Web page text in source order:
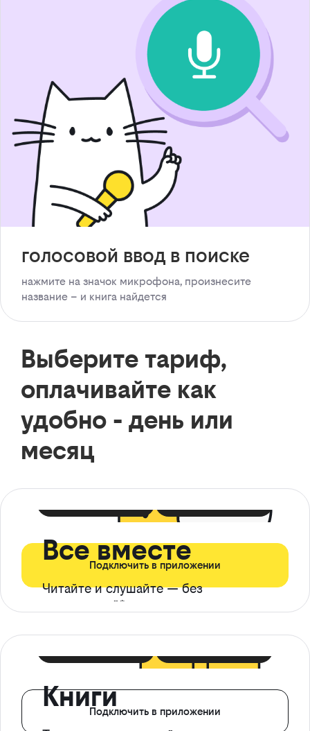
голосовой ввод в поиске
нажмите на значок микрофона, произнесите
название – и книга найдется
Выберите тариф,
оплачивайте как
удобно - день или
месяц
Все вместе
Читайте и слушайте — без
ограничений*
Подключить в приложении
КнигиПодключить в приложении